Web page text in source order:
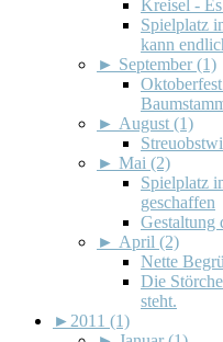
Kreisel -
Spielplatz
kann
► September (1)
► August (1)
► Mai (2)
Spielplatz
geschaffen
Gestaltung
► April (2)
Nette
Die
steht.
► 2011 (1)